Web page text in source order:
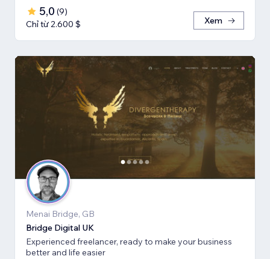
5,0 (9)
Chỉ từ 2.600 $
Xem
Menai Bridge, GB
Bridge Digital UK
Experienced freelancer, ready to make your business
better and life easier